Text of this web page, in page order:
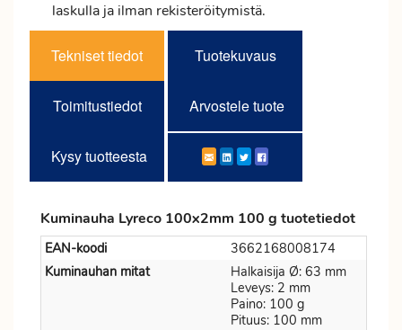
laskulla ja ilman rekisteröitymistä.
Tekniset tiedot Tuotekuvaus
Toimitustiedot Arvostele tuote
Kysy tuotteesta
Kuminauha Lyreco 100x2mm 100 g tuotetiedot
EAN-koodi
3662168008174
Kuminauhan mitat
Halkaisija Ø: 63 mm
Leveys: 2 mm
Paino: 100 g
Pituus: 100 mm